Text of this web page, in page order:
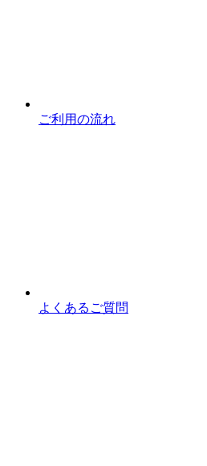
ご利用の流れ
よくあるご質問